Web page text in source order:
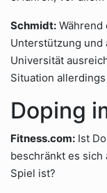
Schmidt:
Unterstützung und
Universität
Situation
Doping
Fitness.com: Ist
beschränkt es
Spiel ist?